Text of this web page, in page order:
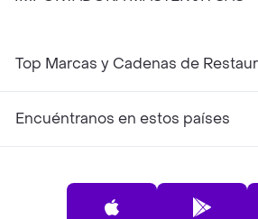
Top Marcas y Cadenas de
Encuéntranos en estos países